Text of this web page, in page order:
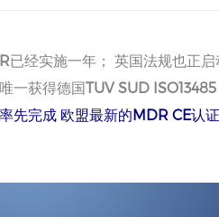
已经实施一年； 英国法规也正
一获得德国TUV SUD ISO13485
先完成 欧盟最新的MDR CE认证